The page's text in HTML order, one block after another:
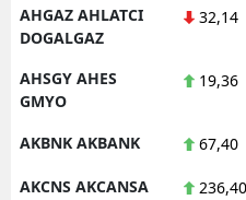
AHGAZ AHLATCI
DOGALGAZ
32,14
AHSGY AHES
GMYO
19,36
AKBNK AKBANK 67,40
AKCNS AKCANSA 236,40